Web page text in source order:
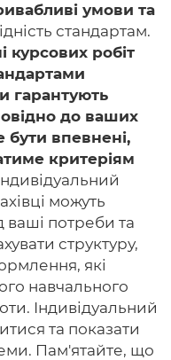
умови та
стандартам.
курсових робіт
гарантують
до ваших
впевнені,
критеріям
можуть
ваші потреби та
структуру,
які
навчального
Індивідуальний
та показати
Пам'ятайте, що